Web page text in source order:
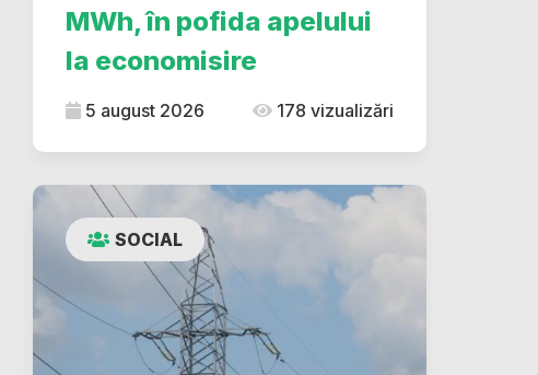
MWh, în pofida apelului
la economisire
5 august 2026 178 vizualizări
SOCIAL